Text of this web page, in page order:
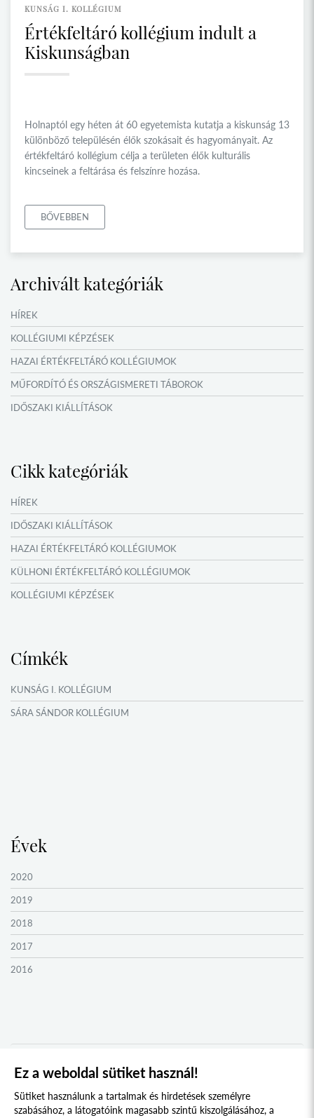
KUNSÁG I. KOLLÉGIUM
Értékfeltáró kollégium indult a
Kiskunságban
Holnaptól egy héten át 60 egyetemista kutatja a kiskunság 13
különböző településén élők szokásait és hagyományait. Az
értékfeltáró kollégium célja a területen élők kulturális
kincseinek a feltárása és felszínre hozása.
BŐVEBBEN
Archivált kategóriák
HÍREK
KOLLÉGIUMI KÉPZÉSEK
HAZAI ÉRTÉKFELTÁRÓ KOLLÉGIUMOK
MŰFORDÍTÓ ÉS ORSZÁGISMERETI TÁBOROK
IDŐSZAKI KIÁLLÍTÁSOK
Cikk kategóriák
HÍREK
IDŐSZAKI KIÁLLÍTÁSOK
HAZAI ÉRTÉKFELTÁRÓ KOLLÉGIUMOK
KÜLHONI ÉRTÉKFELTÁRÓ KOLLÉGIUMOK
KOLLÉGIUMI KÉPZÉSEK
NYÁRI TÁBOROK
OKTATÁS, KULTÚRA
VERSENYEK, VETÉLKEDŐK
Címkék
KUNSÁG I. KOLLÉGIUM
SÁRA SÁNDOR KOLLÉGIUM
Évek
2020
2019
2018
2017
2016
2010
1 2
Ez a weboldal sütiket használ!
Sütiket használunk a tartalmak és hirdetések személyre
szabásához, a látogatóink magasabb szintű kiszolgálásához, a